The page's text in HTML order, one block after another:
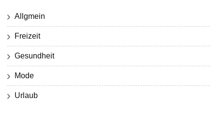
Allgmein
Freizeit
Gesundheit
Mode
Urlaub